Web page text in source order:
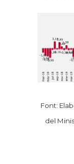
Font:
del